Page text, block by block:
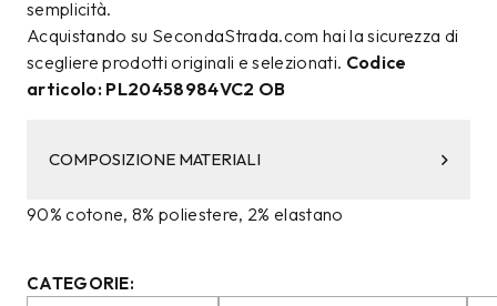
semplicità.
Acquistando su SecondaStrada.com hai la sicurezza di
scegliere prodotti originali e selezionati. Codice
articolo: PL20458984VC2 OB
COMPOSIZIONE MATERIALI
90% cotone, 8% poliestere, 2% elastano
CATEGORIE: